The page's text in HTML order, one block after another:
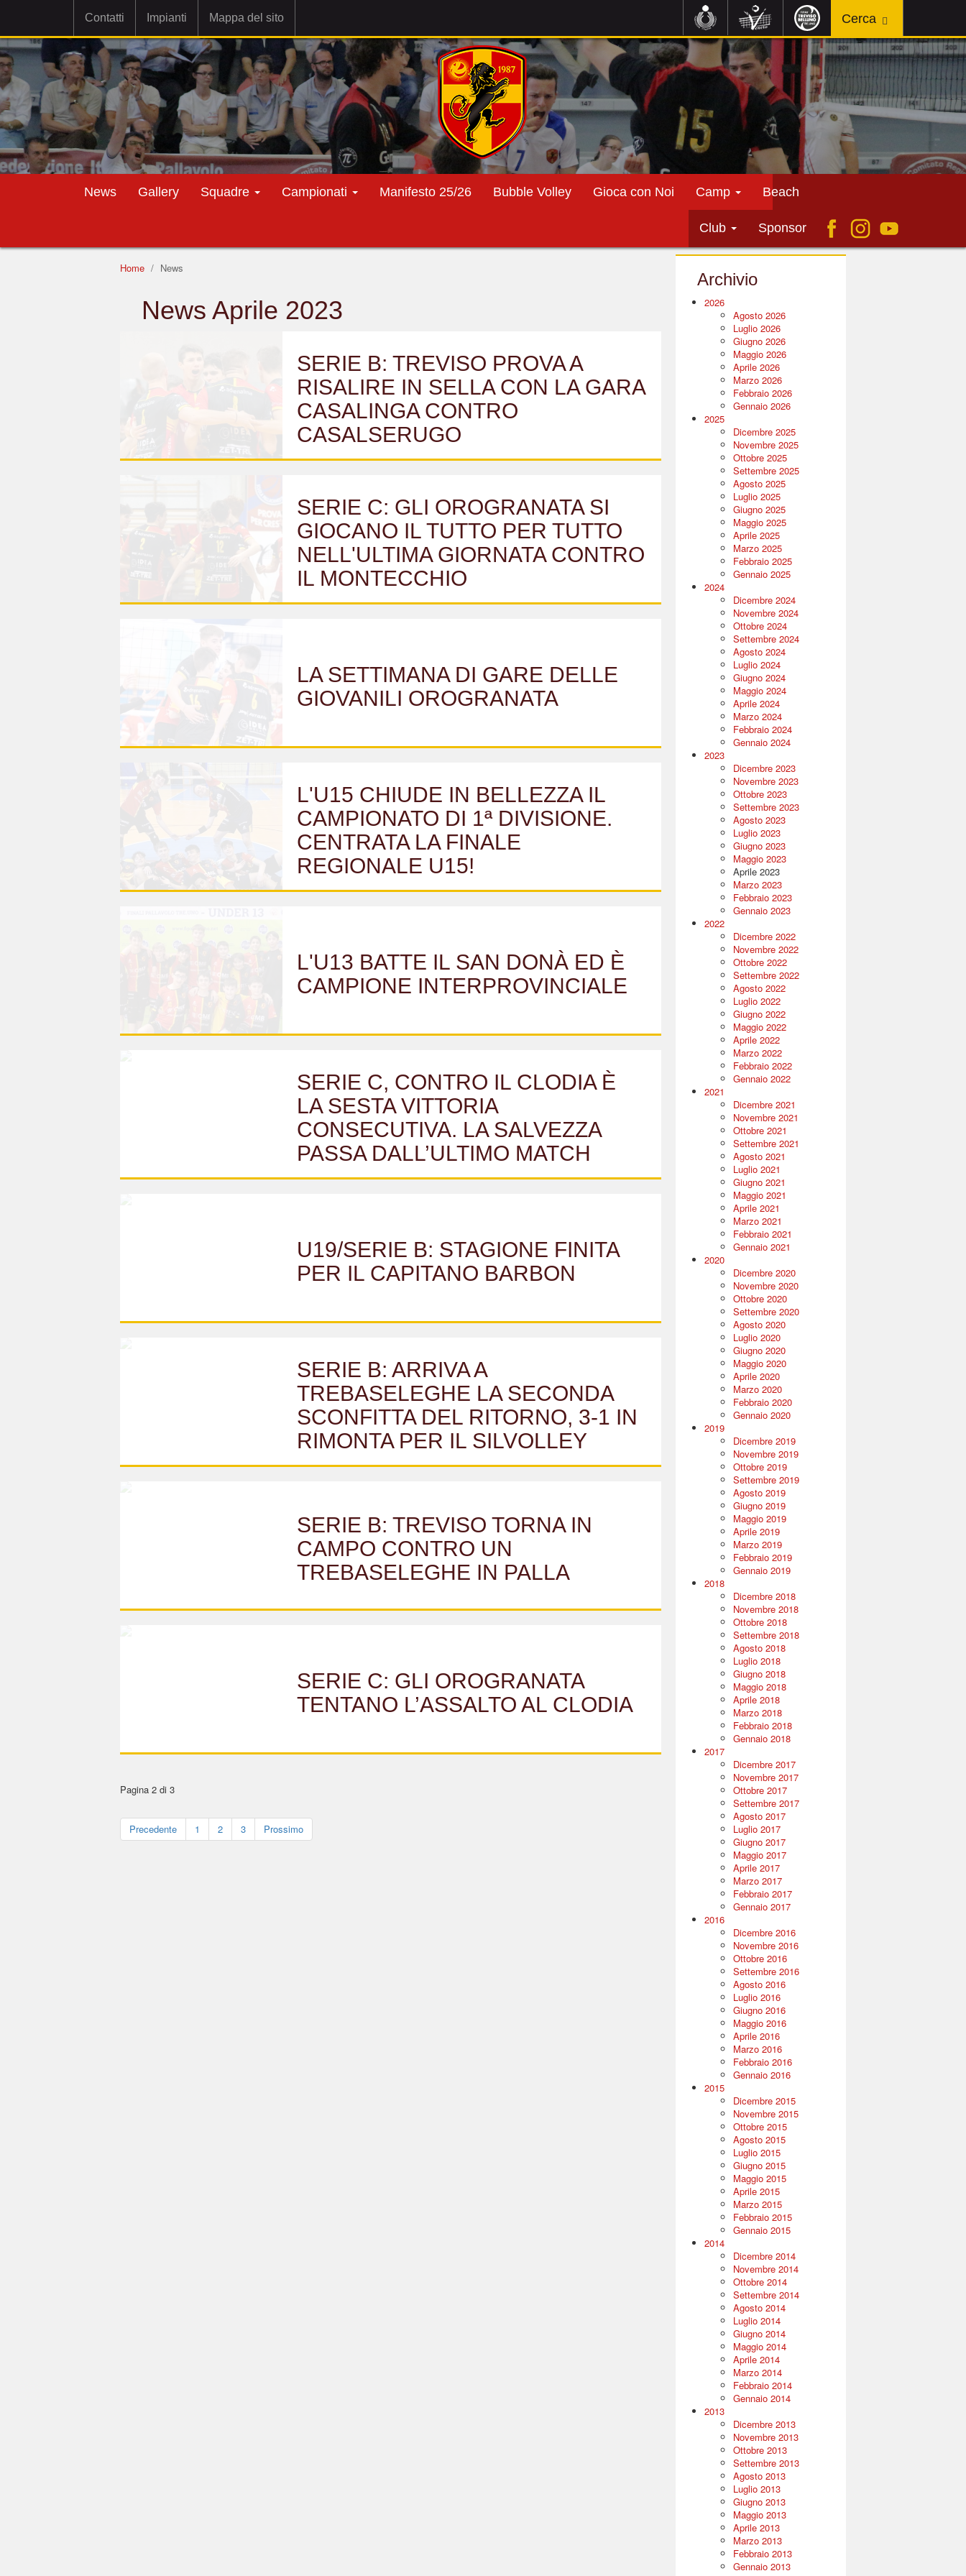
Contatti Impianti Mappa del sito
News Gallery Squadre Campionati Manifesto 25/26 Bubble Volley Gioca con Noi Camp Beach
Club Sponsor
Home News
News Aprile 2023
SERIE B: TREVISO PROVA A
RISALIRE IN SELLA CON LA GARA
CASALINGA CONTRO
CASALSERUGO
SERIE C: GLI OROGRANATA SI
GIOCANO IL TUTTO PER TUTTO
NELL'ULTIMA GIORNATA CONTRO
IL MONTECCHIO
LA SETTIMANA DI GARE DELLE
GIOVANILI OROGRANATA
L'U15 CHIUDE IN BELLEZZA IL
CAMPIONATO DI 1ª DIVISIONE.
CENTRATA LA FINALE
REGIONALE U15!
L'U13 BATTE IL SAN DONÀ ED È
CAMPIONE INTERPROVINCIALE
SERIE C, CONTRO IL CLODIA È
LA SESTA VITTORIA
CONSECUTIVA. LA SALVEZZA
PASSA DALL’ULTIMO MATCH
U19/SERIE B: STAGIONE FINITA
PER IL CAPITANO BARBON
SERIE B: ARRIVA A
TREBASELEGHE LA SECONDA
SCONFITTA DEL RITORNO, 3-1 IN
RIMONTA PER IL SILVOLLEY
SERIE B: TREVISO TORNA IN
CAMPO CONTRO UN
TREBASELEGHE IN PALLA
SERIE C: GLI OROGRANATA
TENTANO L’ASSALTO AL CLODIA
Pagina 2 di 3
Precedente 1 2 3 Prossimo
Archivio
2026
Agosto 2026
Luglio 2026
Giugno 2026
Maggio 2026
Aprile 2026
Marzo 2026
Febbraio 2026
Gennaio 2026
2025
Dicembre 2025
Novembre 2025
Ottobre 2025
Settembre 2025
Agosto 2025
Luglio 2025
Giugno 2025
Maggio 2025
Aprile 2025
Marzo 2025
Febbraio 2025
Gennaio 2025
2024
Dicembre 2024
Novembre 2024
Ottobre 2024
Settembre 2024
Agosto 2024
Luglio 2024
Giugno 2024
Maggio 2024
Aprile 2024
Marzo 2024
Febbraio 2024
Gennaio 2024
2023
Dicembre 2023
Novembre 2023
Ottobre 2023
Settembre 2023
Agosto 2023
Luglio 2023
Giugno 2023
Maggio 2023
Aprile 2023
Marzo 2023
Febbraio 2023
Gennaio 2023
2022
Dicembre 2022
Novembre 2022
Ottobre 2022
Settembre 2022
Agosto 2022
Luglio 2022
Giugno 2022
Maggio 2022
Aprile 2022
Marzo 2022
Febbraio 2022
Gennaio 2022
2021
Dicembre 2021
Novembre 2021
Ottobre 2021
Settembre 2021
Agosto 2021
Luglio 2021
Giugno 2021
Maggio 2021
Aprile 2021
Marzo 2021
Febbraio 2021
Gennaio 2021
2020
Dicembre 2020
Novembre 2020
Ottobre 2020
Settembre 2020
Agosto 2020
Luglio 2020
Giugno 2020
Maggio 2020
Aprile 2020
Marzo 2020
Febbraio 2020
Gennaio 2020
2019
Dicembre 2019
Novembre 2019
Ottobre 2019
Settembre 2019
Agosto 2019
Giugno 2019
Maggio 2019
Aprile 2019
Marzo 2019
Febbraio 2019
Gennaio 2019
2018
Dicembre 2018
Novembre 2018
Ottobre 2018
Settembre 2018
Agosto 2018
Luglio 2018
Giugno 2018
Maggio 2018
Aprile 2018
Marzo 2018
Febbraio 2018
Gennaio 2018
2017
Dicembre 2017
Novembre 2017
Ottobre 2017
Settembre 2017
Agosto 2017
Luglio 2017
Giugno 2017
Maggio 2017
Aprile 2017
Marzo 2017
Febbraio 2017
Gennaio 2017
2016
Dicembre 2016
Novembre 2016
Ottobre 2016
Settembre 2016
Agosto 2016
Luglio 2016
Giugno 2016
Maggio 2016
Aprile 2016
Marzo 2016
Febbraio 2016
Gennaio 2016
2015
Dicembre 2015
Novembre 2015
Ottobre 2015
Agosto 2015
Luglio 2015
Giugno 2015
Maggio 2015
Aprile 2015
Marzo 2015
Febbraio 2015
Gennaio 2015
2014
Dicembre 2014
Novembre 2014
Ottobre 2014
Settembre 2014
Agosto 2014
Luglio 2014
Giugno 2014
Maggio 2014
Aprile 2014
Marzo 2014
Febbraio 2014
Gennaio 2014
2013
Dicembre 2013
Novembre 2013
Ottobre 2013
Settembre 2013
Agosto 2013
Luglio 2013
Giugno 2013
Maggio 2013
Aprile 2013
Marzo 2013
Febbraio 2013
Gennaio 2013